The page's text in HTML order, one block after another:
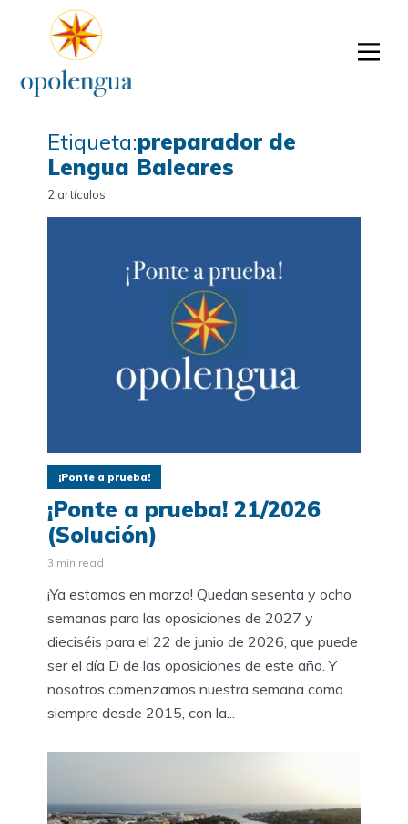
Etiqueta:preparador de
Lengua Baleares
2 artículos
¡Ponte a prueba!
¡Ponte a prueba! 21/2026
(Solución)
3 min read
¡Ya estamos en marzo! Quedan sesenta y ocho
semanas para las oposiciones de 2027 y
dieciséis para el 22 de junio de 2026, que puede
ser el día D de las oposiciones de este año. Y
nosotros comenzamos nuestra semana como
siempre desde 2015, con la...